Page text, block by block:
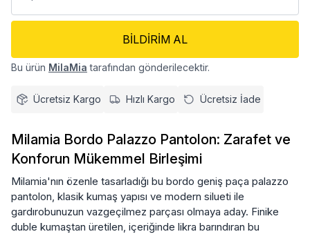
BILDIRIM AL
Bu ürün MilaMia tarafından gönderilecektir.
Ücretsiz Kargo Hızlı Kargo Ücretsiz İade
Milamia Bordo Palazzo Pantolon: Zarafet ve
Konforun Mükemmel Birleşimi
Milamia'nın özenle tasarladığı bu bordo geniş paça palazzo
pantolon, klasik kumaş yapısı ve modern silueti ile
gardırobunuzun vazgeçilmez parçası olmaya aday. Finike
duble kumaştan üretilen, içeriğinde likra barındıran bu